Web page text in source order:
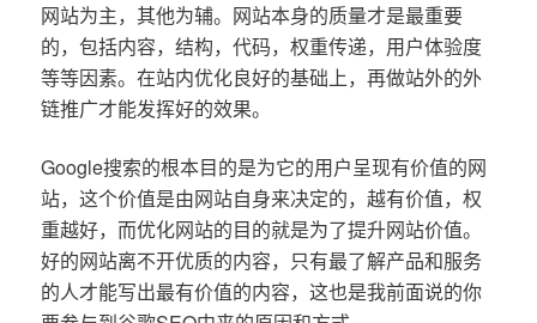
网站为主，其他为辅。网站本身的质量才是最重要
的，包括内容，结构，代码，权重传递，用户体验度
等等因素。在站内优化良好的基础上，再做站外的外
链推广才能发挥好的效果。
Google搜索的根本目的是为它的用户呈现有价值的网
站，这个价值是由网站自身来决定的，越有价值，权
重越好，而优化网站的目的就是为了提升网站价值。
好的网站离不开优质的内容，只有最了解产品和服务
的人才能写出最有价值的内容，这也是我前面说的你